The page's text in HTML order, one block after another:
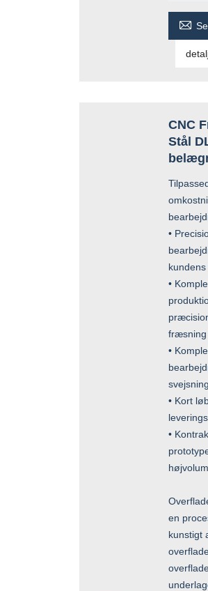

CNC
Stål
•
•
fræsning
•
• Kort
•
en
kunstigt